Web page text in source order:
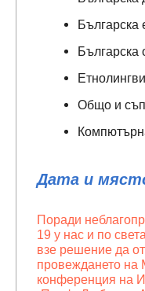
Българска
Българска
Общо и
Дата и
Поради
19 у нас и по
взе решение да
провеждането на
конференция на